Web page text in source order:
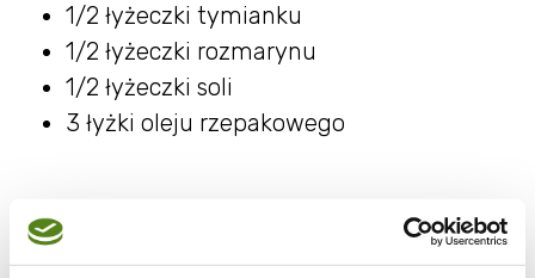
1/2 łyżeczki tymianku
1/2 łyżeczki rozmarynu
1/2 łyżeczki soli
3 łyżki oleju rzepakowego
Przygotowanie